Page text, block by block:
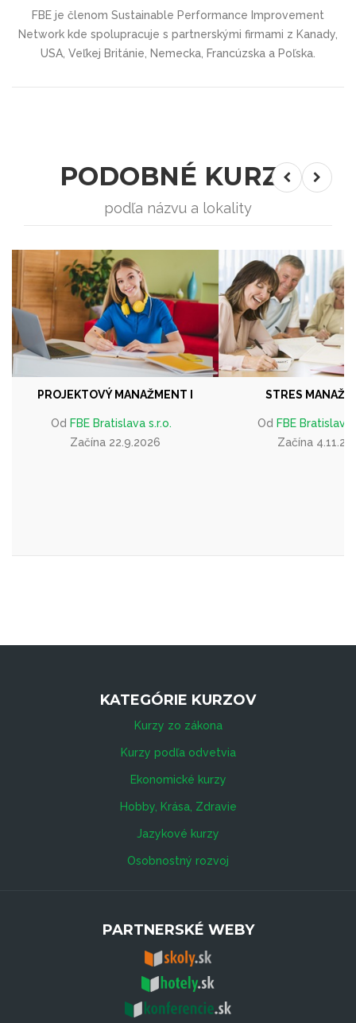
FBE je členom Sustainable Performance Improvement
Network kde spolupracuje s partnerskými firmami z Kanady,
USA, Veľkej Británie, Nemecka, Francúzska a Poľska.
PODOBNÉ KURZY
podľa názvu a lokality
PROJEKTOVÝ MANAŽMENT I
Od FBE Bratislava s.r.o.
Začína 22.9.2026
STRES
Od FBE Bratislava
Začína
KATEGÓRIE KURZOV
Kurzy zo zákona
Kurzy podľa odvetvia
Ekonomické kurzy
Hobby, Krása, Zdravie
Jazykové kurzy
Osobnostný rozvoj
PARTNERSKÉ WEBY